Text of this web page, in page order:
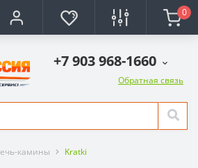
0
+7 903 968-1660
Обратная связь
камины Kratki